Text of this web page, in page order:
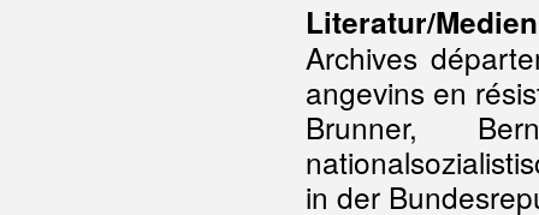
Literatur/Medien
Archives
angevins en
Brunner,
in der